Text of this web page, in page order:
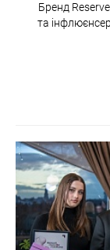
Бренд
та